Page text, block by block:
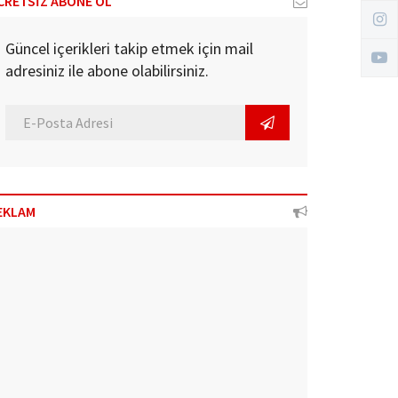
Güncel içerikleri takip etmek için mail
adresiniz ile abone olabilirsiniz.